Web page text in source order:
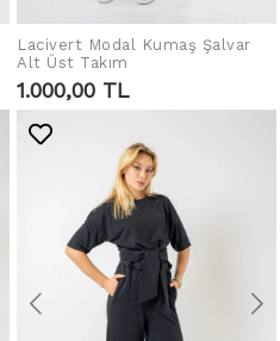
IN DEN WARENKORB
LEGEN
Lacivert Modal Kumaş Şalvar
Alt Üst Takım
1.000,00 TL